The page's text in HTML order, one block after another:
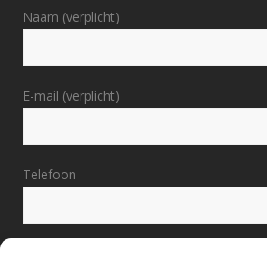
Naam (verplicht)
E-mail (verplicht)
Telefoon